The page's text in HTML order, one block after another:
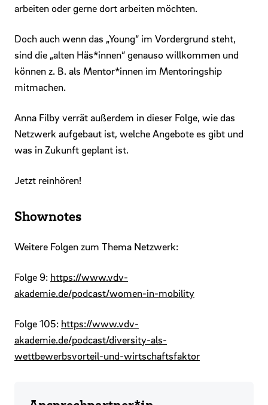
arbeiten oder gerne dort arbeiten möchten.
Doch auch wenn das „Young“ im Vordergrund steht,
sind die „alten Häs*innen“ genauso willkommen und
können z. B. als Mentor*innen im Mentoringship
mitmachen.
Anna Filby verrät außerdem in dieser Folge, wie das
Netzwerk aufgebaut ist, welche Angebote es gibt und
was in Zukunft geplant ist.
Jetzt reinhören!
Shownotes
Weitere Folgen zum Thema Netzwerk:
Folge 9: https://www.vdv-
akademie.de/podcast/women-in-mobility
Folge 105: https://www.vdv-
akademie.de/podcast/diversity-als-
wettbewerbsvorteil-und-wirtschaftsfaktor